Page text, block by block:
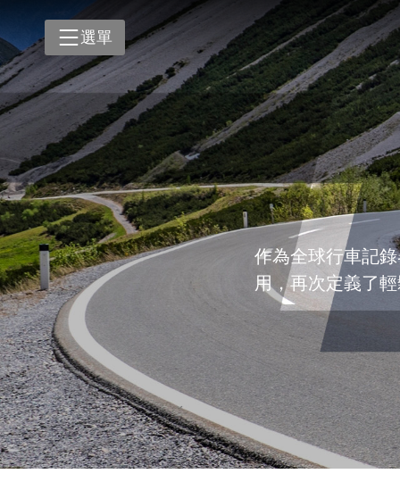
產品 聯
行
導
汽
嵌
工
平
自
解決方案
技術支援
投資人專區
關於我們
聯絡我們
選單
作為全球行車記
用，再次定義了